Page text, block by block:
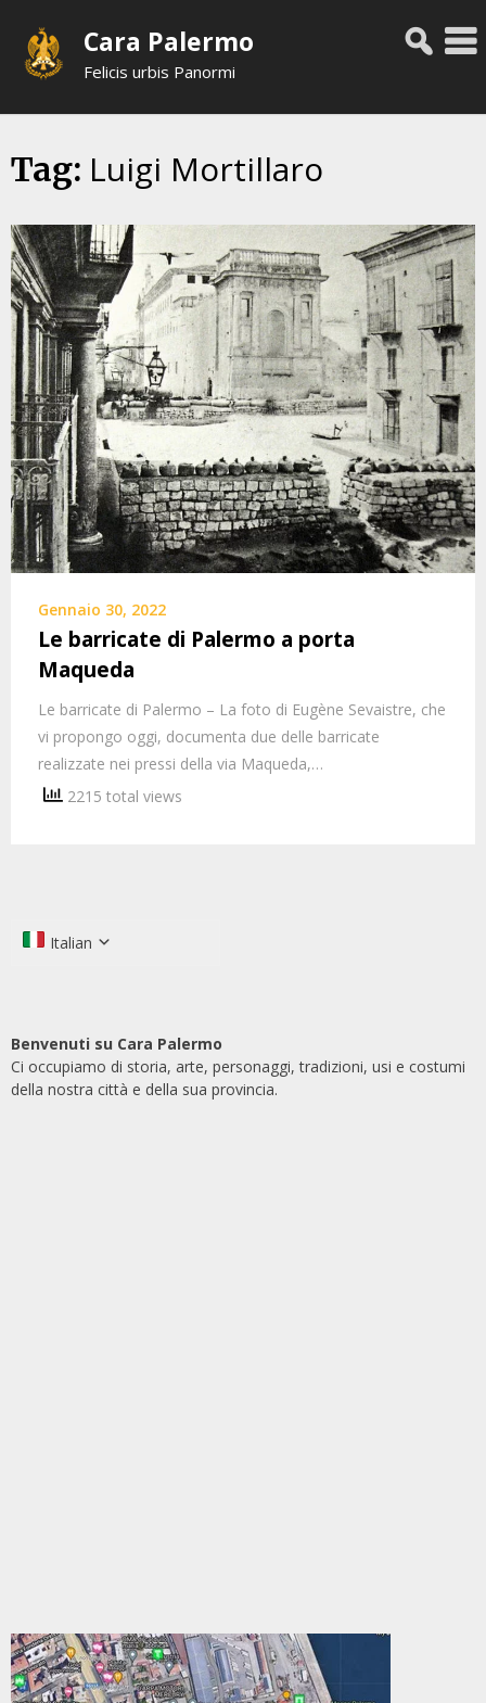
content
Cara Palermo
Felicis urbis Panormi
Tag: Luigi Mortillaro
Gennaio 30, 2022
Le barricate di Palermo a porta
Maqueda
Le barricate di Palermo – La foto di Eugène Sevaistre, che
vi propongo oggi, documenta due delle barricate
realizzate nei pressi della via Maqueda,…
2215 total views
Italian
Benvenuti su Cara Palermo
Ci occupiamo di storia, arte, personaggi, tradizioni, usi e costumi
della nostra città e della sua provincia.